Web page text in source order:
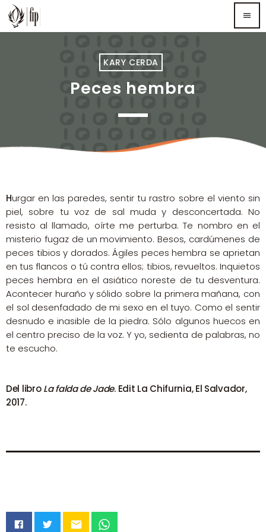
menu
Sorry, there is nothing for the moment.
KARY CERDA
Peces hembra
Hurgar en las paredes, sentir tu rastro sobre el viento sin
piel, sobre tu voz de sal muda y desconcertada. No
resisto al llamado, oírte me perturba. Te nombro en el
misterio fugaz de un movimiento. Besos, cardúmenes de
peces tibios y dorados. Ágiles peces hembra se aprietan
en tus flancos o tú contra ellos; tibios, revueltos. Inquietos
peces hembra en el asiático noreste de tu desventura.
Acontecer huraño y sólido sobre la primera mañana, con
el sol desenfadado de mi sexo en el tuyo. Como el sentir
desnudo e inasible de la piedra. Sólo algunos huecos en
el centro preciso de la voz. Y yo, sedienta de palabras, no
te escucho.
Del libroLa falda de Jade. Edit La Chifurnia, El Salvador,
2017.
email